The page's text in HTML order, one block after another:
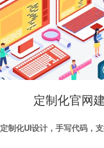
定制化官网
定制化UI设计，手写代码，